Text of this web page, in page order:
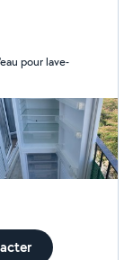
pour lave-